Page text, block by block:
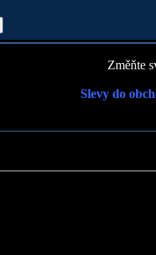
Změňte
Slevy do